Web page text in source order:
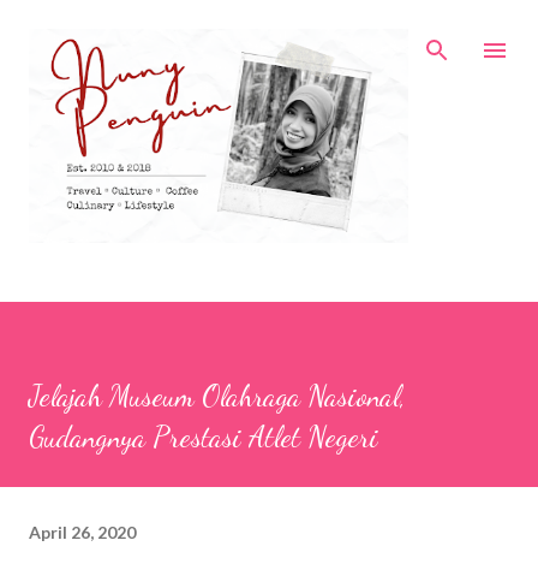
Jelajah Museum Olahraga Nasional,
Gudangnya Prestasi Atlet Negeri
April 26, 2020